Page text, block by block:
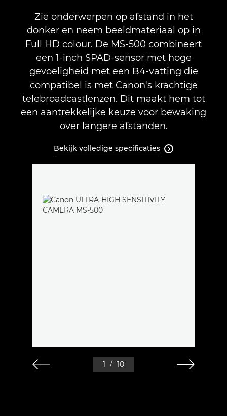
Support
Zie onderwerpen op afstand in het
donker en neem beeldmateriaal op in
Full HD colour. De MS-500 combineert
een 1-inch SPAD-sensor met hoge
gevoeligheid met een B4-vatting die
compatibel is met Canon's krachtige
telebroadcastlenzen. Dit maakt hem tot
een aantrekkelijke keuze voor bewaking
over langere afstanden.
Bekijk volledige specificaties 
1 / 10